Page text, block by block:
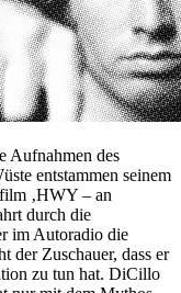
Aufnahmen des
entstammen seinem
‚HWY – an
durch die
im Autoradio die
der Zuschauer, dass er
zu tun hat. DiCillo